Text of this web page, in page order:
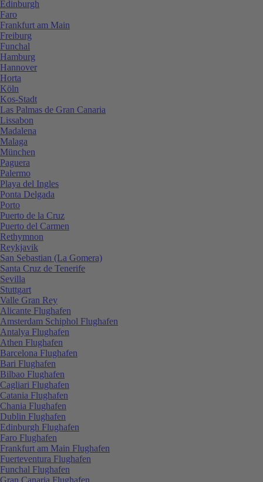
Edinburgh
Faro
Frankfurt am Main
Freiburg
Funchal
Hamburg
Hannover
Horta
Köln
Kos-Stadt
Las Palmas de Gran Canaria
Lissabon
Madalena
Malaga
München
Paguera
Palermo
Playa del Ingles
Ponta Delgada
Porto
Puerto de la Cruz
Puerto del Carmen
Rethymnon
Reykjavik
San Sebastian (La Gomera)
Santa Cruz de Tenerife
Sevilla
Stuttgart
Valle Gran Rey
Alicante Flughafen
Amsterdam Schiphol Flughafen
Antalya Flughafen
Athen Flughafen
Barcelona Flughafen
Bari Flughafen
Bilbao Flughafen
Cagliari Flughafen
Catania Flughafen
Chania Flughafen
Dublin Flughafen
Edinburgh Flughafen
Faro Flughafen
Frankfurt am Main Flughafen
Fuerteventura Flughafen
Funchal Flughafen
Gran Canaria Flughafen